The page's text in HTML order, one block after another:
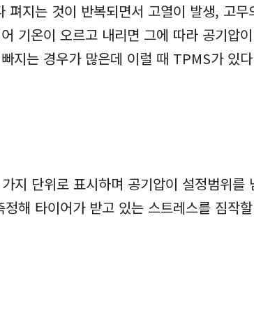
펴지는 것이 반복되면서 고열이 발생, 고
기온이 오르고 내리면 그에 따라 공기압
지는 경우가 많은데 이럴 때 TPMS가 있
지 단위로 표시하며 공기압이 설정범위를
해 타이어가 받고 있는 스트레스를 짐작